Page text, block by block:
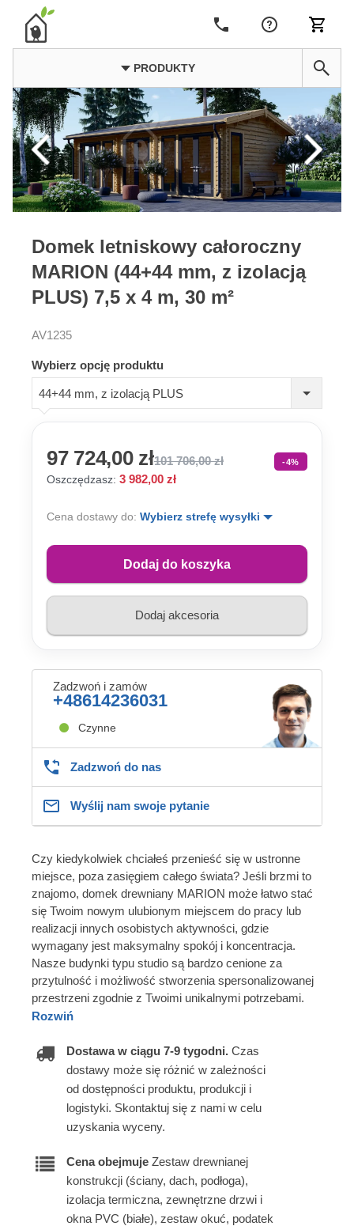
PRODUKTY
Domek letniskowy całoroczny
MARION (44+44 mm, z izolacją
PLUS) 7,5 x 4 m, 30 m²
AV1235
Wybierz opcję produktu
44+44 mm, z izolacją PLUS
97 724,00 zł101 706,00 zł -4%
Oszczędzasz: 3 982,00 zł
Cena dostawy do: Wybierz strefę wysyłki
Dodaj do koszyka
Dodaj akcesoria
Zadzwoń i zamów
+48614236031
Czynne
Zadzwoń do nas
Wyślij nam swoje pytanie
Czy kiedykolwiek chciałeś przenieść się w ustronne
miejsce, poza zasięgiem całego świata? Jeśli brzmi to
znajomo, domek drewniany MARION może łatwo stać
się Twoim nowym ulubionym miejscem do pracy lub
realizacji innych osobistych aktywności, gdzie
wymagany jest maksymalny spokój i koncentracja.
Nasze budynki typu studio są bardzo cenione za
przytulność i możliwość stworzenia spersonalizowanej
przestrzeni zgodnie z Twoimi unikalnymi potrzebami.
Rozwiń
Dostawa w ciągu 7-9 tygodni. Czas
dostawy może się różnić w zależności
od dostępności produktu, produkcji i
logistyki. Skontaktuj się z nami w celu
uzyskania wyceny.
Cena obejmuje Zestaw drewnianej
konstrukcji (ściany, dach, podłoga),
izolacja termiczna, zewnętrzne drzwi i
okna PVC (białe), zestaw okuć, podatek